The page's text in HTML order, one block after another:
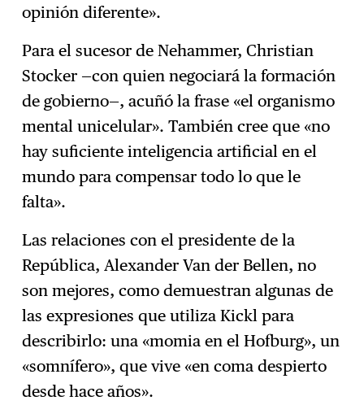
opinión diferente».
Para el sucesor de Nehammer, Christian
Stocker —con quien negociará la formación
de gobierno—, acuñó la frase «el organismo
mental unicelular». También cree que «no
hay suficiente inteligencia artificial en el
mundo para compensar todo lo que le
falta».
Las relaciones con el presidente de la
República, Alexander Van der Bellen, no
son mejores, como demuestran algunas de
las expresiones que utiliza Kickl para
describirlo: una «momia en el Hofburg», un
«somnífero», que vive «en coma despierto
desde hace años».